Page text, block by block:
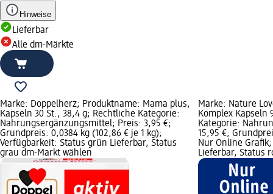
Hinweise
Lieferbar
Alle dm-Märkte
Marke: Doppelherz; Produktname: Mama plus,
Kapseln 30 St., 38,4 g; Rechtliche Kategorie:
Nahrungsergänzungsmittel; Preis: 3,95 €;
Grundpreis: 0,0384 kg (102,86 € je 1 kg);
Verfügbarkeit: Status grün Lieferbar, Status
grau dm-Markt wählen
Marke: Nature
Komplex Kapseln
Kategorie:
15,95 €;
Nur Online
Lieferbar, Status